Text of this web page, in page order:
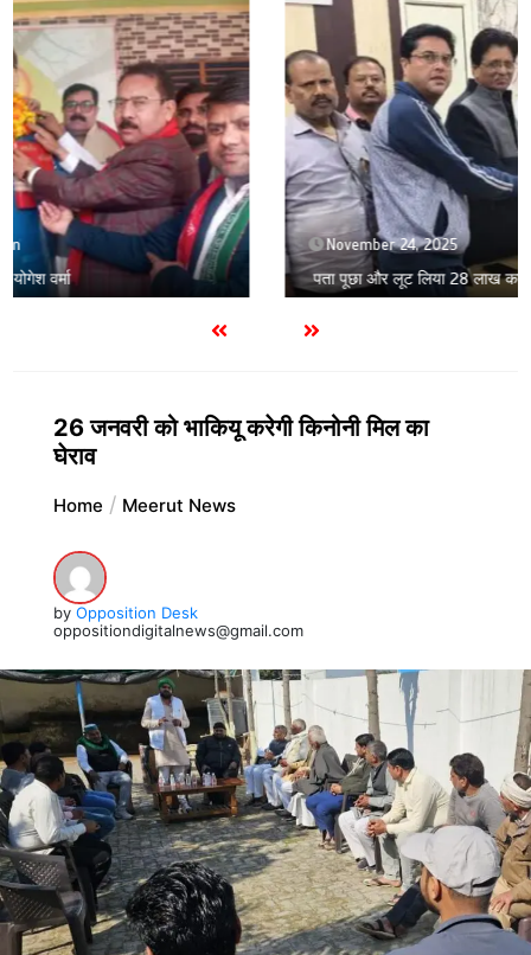
November 24, 2025
पता पूछा और लूट लिया 28 लाख का सोना
26 जनवरी को भाकियू करेगी किनोनी मिल का
घेराव
Home Meerut News
by Opposition Desk
oppositiondigitalnews@gmail.com